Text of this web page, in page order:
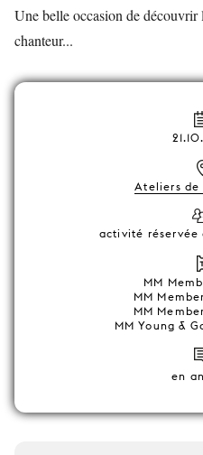
Une belle occasion de découvrir
chanteur...
Ateliers de
activité réservée
MM
MM
MM
MM Young &
en